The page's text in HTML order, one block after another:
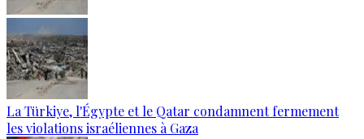
La Türkiye, l'Égypte et le Qatar condamnent fermement
les violations israéliennes à Gaza